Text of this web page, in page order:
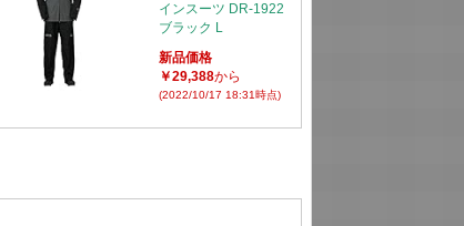
インスーツ DR-1922
ブラック L
新品価格
￥29,388から
(2022/10/17 18:31時点)